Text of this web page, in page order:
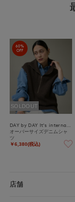
60%
OFF
SOLDOUT
オーバーサイズデニムシャ
ツ
￥6,380(税込)
店舗